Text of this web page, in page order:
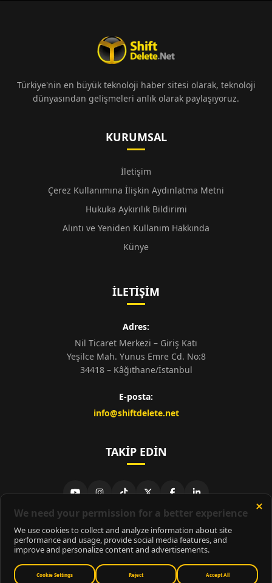
Türkiye'nin en büyük teknoloji haber sitesi olarak, teknoloji
dünyasından gelişmeleri anlık olarak paylaşıyoruz.
KURUMSAL
İletişim
Çerez Kullanımına İlişkin Aydınlatma Metni
Hukuka Aykırılık Bildirimi
Alıntı ve Yeniden Kullanım Hakkında
Künye
İLETIŞIM
Adres:
Nil Ticaret Merkezi – Giriş Katı
Yeşilce Mah. Yunus Emre Cd. No:8
34418 – Kâğıthane/İstanbul
E-posta:
info@shiftdelete.net
TAKIP EDIN
© 2026ShiftDelete.Net- Tüm hakları saklıdır.
ShiftDelete.Net, İnternet Medyası ve Bilişim Muhabirleri Derneği